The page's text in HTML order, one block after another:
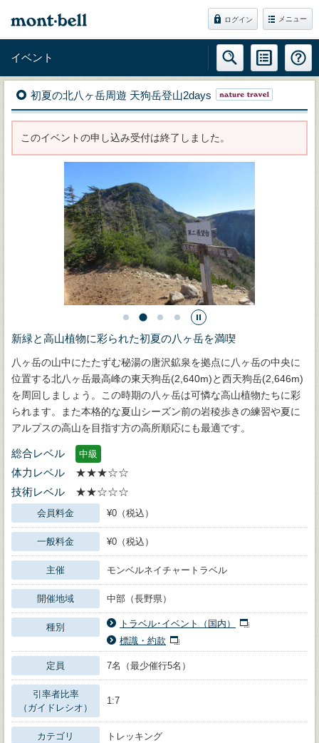
ログイン メニュー
イベント
初夏の北八ヶ岳周遊 天狗岳登山2days
このイベントの申し込み受付は終了しました。
新緑と高山植物に彩られた初夏の八ヶ岳を満喫
八ヶ岳の山中にたたずむ秘湯の唐沢鉱泉を拠点に八ヶ岳の中央に
位置する北八ヶ岳最高峰の東天狗岳(2,640m)と西天狗岳(2,646m)
を周回しましょう。この時期の八ヶ岳は可憐な高山植物たちに彩
られます。また本格的な夏山シーズン前の岩稜歩きの練習や夏に
アルプスの高山を目指す方の高所順応にも最適です。
総合レベル 中級
体力レベル
★★★☆☆
技術レベル
★★☆☆☆
会員料金 ¥0（税込）
一般料金 ¥0（税込）
主催 モンベルネイチャートラベル
開催地域 中部（長野県）
種別
トラベル･イベント（国内）
標識・約款
定員 7名（最少催行5名）
引率者比率
（ガイドレシオ）
1:7
カテゴリ トレッキング